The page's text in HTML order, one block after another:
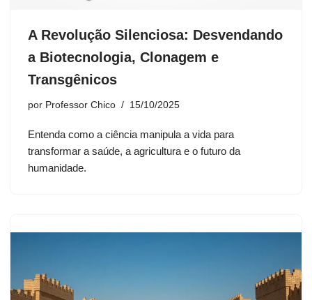
A Revolução Silenciosa: Desvendando
a Biotecnologia, Clonagem e
Transgênicos
por Professor Chico 15/10/2025
Entenda como a ciência manipula a vida para
transformar a saúde, a agricultura e o futuro da
humanidade.